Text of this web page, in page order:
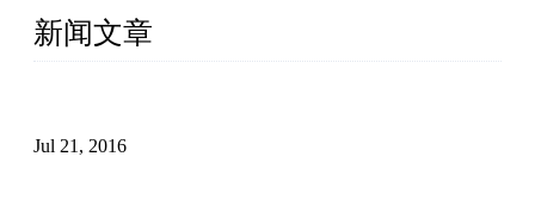
新闻文章
Jul 21, 2016